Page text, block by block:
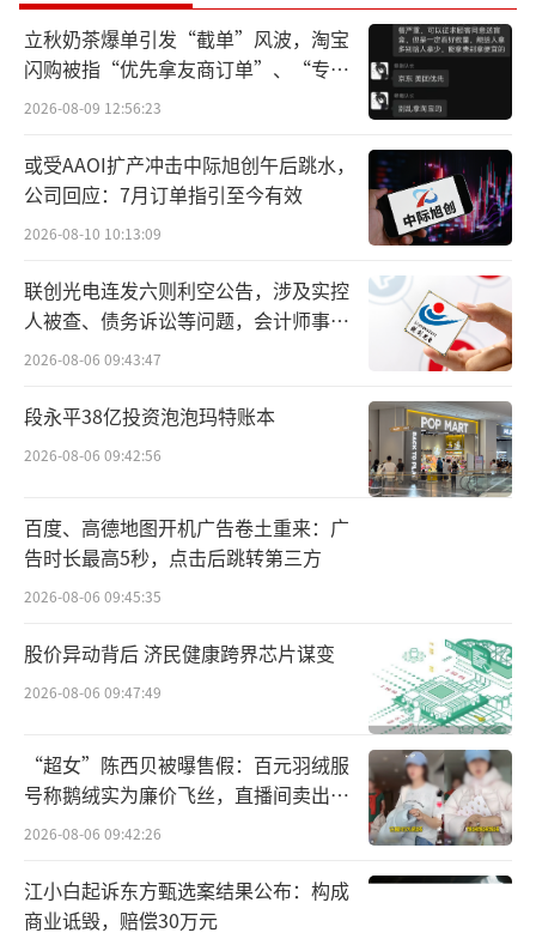
技术再革新，牛仔面料有了绿色“打印
机”
几乎每个人的衣柜里都有至少一条牛仔
裤，但传统牛仔面料的生产也面临着污染和资
源浪费等挑战。牛仔的生产需要经历从染纱—
织布—后整到水洗的复杂流程，尤其是如果要
做出扎染、破洞或不同深浅的牛仔样式，则需
要依赖手工操作，不仅生产效率低、生产样式
化学物质。在时尚和个性的背后，高能耗和低
效率也成为了传统牛仔生产难以回避的发展问
让牛仔生产更环保和高效，是喜爱牛仔产
品的消费者与生产者的共同愿望。此次SHEIN
和长胜科技（NTX）联合研发与革新的冷转印
牛仔工艺技术解决方案，是将原本依靠多次水
洗才能达成的牛仔效果，通过数字打印的技术
实现。电脑完成制图后，数字打印机会通过压
力将活性墨水印入纱线内部，直接在布料上形
成牛仔的花纹和效果，最大程度降低了水资源
的消耗，同时实现了更好的色彩还原度和色牢
度。
立秋奶茶爆单引发“截单”风波，淘宝
闪购被指“优先拿友商订单”、“专挑
贵的拿”
2026-08-09 12:56:23
或受AAOI扩产冲击中际旭创午后跳水，
公司回应：7月订单指引至今有效
2026-08-10 10:13:09
联创光电连发六则利空公告，涉及实控
人被查、债务诉讼等问题，会计师事务
所曾出具“保留意见”
2026-08-06 09:43:47
段永平38亿投资泡泡玛特账本
2026-08-06 09:42:56
百度、高德地图开机广告卷土重来：广
告时长最高5秒，点击后跳转第三方
2026-08-06 09:45:35
股价异动背后 济民健康跨界芯片谋变
2026-08-06 09:47:49
“超女”陈西贝被曝售假：百元羽绒服
号称鹅绒实为廉价飞丝，直播间卖出超
百万元
2026-08-06 09:42:26
江小白起诉东方甄选案结果公布：构成
商业诋毁，赔偿30万元